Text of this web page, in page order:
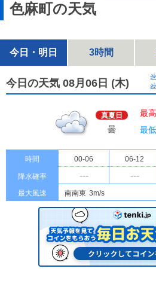
色麻町の天気
今日・明日 3時間
今日の天気 08月06日 (木)
真夏日
曇
最高
最低
時間 00-06 06-12
降水確率 --- ---
最大風速 南南東 3m/s